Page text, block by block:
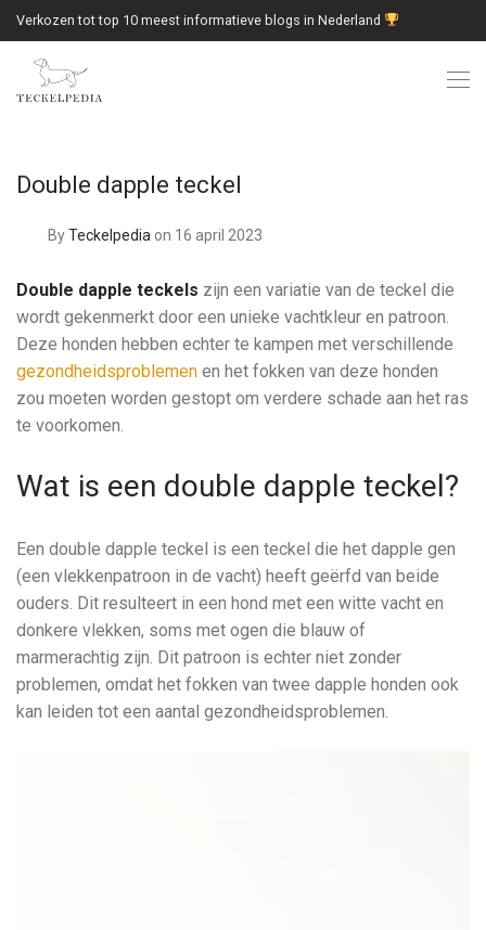
Verkozen tot top 10 meest informatieve blogs in Nederland
Double dapple teckel
ByTeckelpedia on 16 april 2023
Double dapple teckels zijn een variatie van de teckel die
wordt gekenmerkt door een unieke vachtkleur en patroon.
Deze honden hebben echter te kampen met verschillende
gezondheidsproblemen en het fokken van deze honden
zou moeten worden gestopt om verdere schade aan het ras
te voorkomen.
Wat is een double dapple teckel?
Een double dapple teckel is een teckel die het dapple gen
(een vlekkenpatroon in de vacht) heeft geërfd van beide
ouders. Dit resulteert in een hond met een witte vacht en
donkere vlekken, soms met ogen die blauw of
marmerachtig zijn. Dit patroon is echter niet zonder
problemen, omdat het fokken van twee dapple honden ook
kan leiden tot een aantal gezondheidsproblemen.